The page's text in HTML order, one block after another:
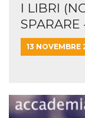
I LIBRI
13 NOVEMBRE